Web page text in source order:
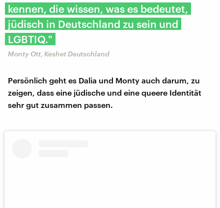
kennen, die wissen, was es bedeutet,
jüdisch in Deutschland zu sein und
LGBTIQ."
Monty Ott, Keshet Deutschland
Persönlich geht es Dalia und Monty auch darum, zu
zeigen, dass eine jüdische und eine queere Identität
sehr gut zusammen passen.